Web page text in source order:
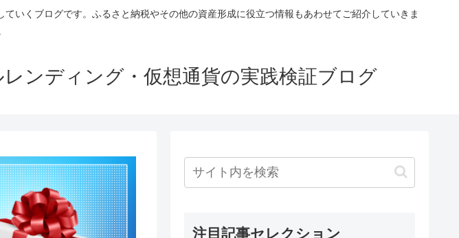
いくブログです。ふるさと納税やその他の資産形成に役立つ情報もあわせてご紹介していきま
ンディング・仮想通貨の実践検証ブログ
注目記事セレクション